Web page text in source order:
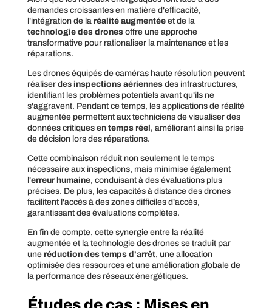
demandes croissantes en matière d'efficacité,
l'intégration de la réalité augmentéeet de la
technologie des dronesoffre une approche
transformative pour rationaliser la maintenance et les
réparations.
Les drones équipés de caméras haute résolution peuvent
réaliser des inspections aériennesdes infrastructures,
identifiant les problèmes potentiels avant qu'ils ne
s'aggravent. Pendant ce temps, les applications de réalité
augmentée permettent aux techniciens de visualiser des
données critiques en temps réel, améliorant ainsi la prise
de décision lors des réparations.
Cette combinaison réduit non seulement le temps
nécessaire aux inspections, mais minimise également
l'erreur humaine, conduisant à des évaluations plus
précises. De plus, les capacités à distance des drones
facilitent l'accès à des zones difficiles d'accès,
garantissant des évaluations complètes.
En fin de compte, cette synergie entre la réalité
augmentée et la technologie des drones se traduit par
une réduction des temps d'arrêt, une allocation
optimisée des ressources et une amélioration globale de
la performance des réseaux énergétiques.
Études de cas : Mises en